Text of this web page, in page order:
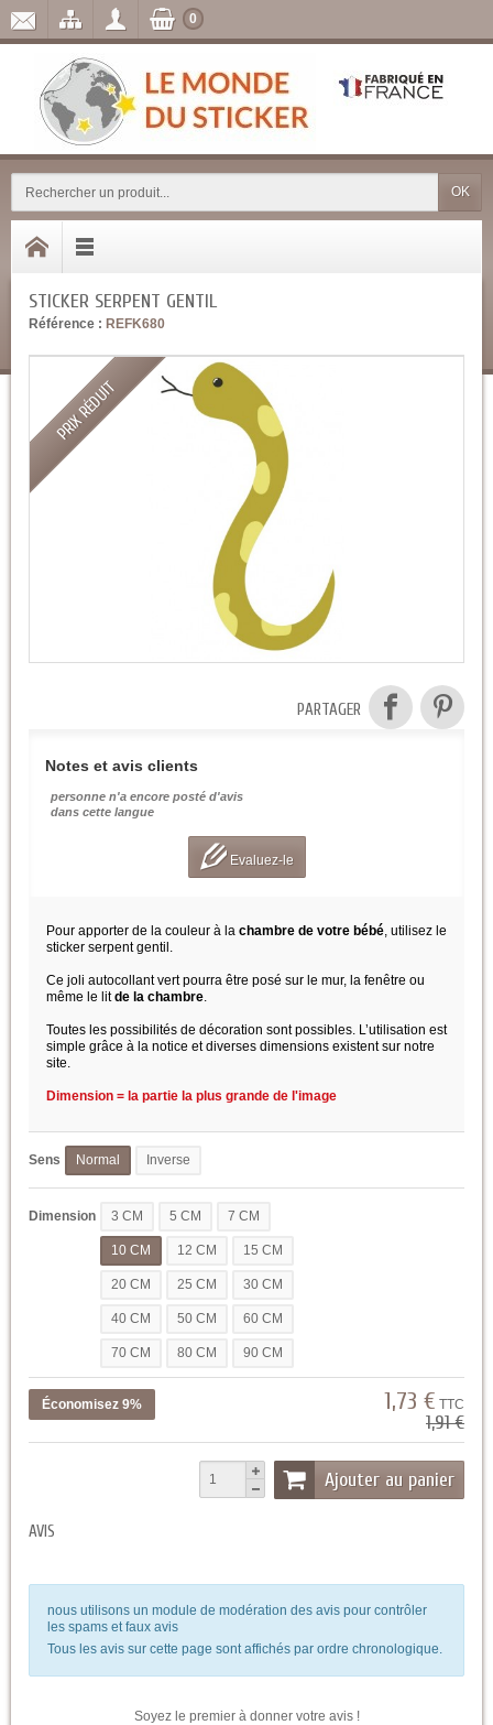
OK
0
STICKER SERPENT GENTIL
Référence : REFK680
PRIX RÉDUIT
PARTAGER
Notes et avis clients
personne n'a encore posté d'avis
dans cette langue
Evaluez-le
Pour apporter de la couleur à la chambre de votre bébé, utilisez le
sticker serpent gentil.
Ce joli autocollant vert pourra être posé sur le mur, la fenêtre ou
même le litde la chambre.
Toutes les possibilités de décoration sont possibles. L’utilisation est
simple grâce à la notice et diverses dimensions existent sur notre
site.
Dimension = la partie la plus grande de l'image
Sens Normal Inverse
Dimension 3 CM 5 CM 7 CM
10 CM 12 CM 15 CM
20 CM 25 CM 30 CM
40 CM 50 CM 60 CM
70 CM 80 CM 90 CM
Économisez 9% 1,73 € TTC
1,91 €
Ajouter au panier
AVIS
nous utilisons un module de modération des avis pour contrôler
les spams et faux avis
Tous les avis sur cette page sont affichés par ordre chronologique.
Soyez le premier à donner votre avis !